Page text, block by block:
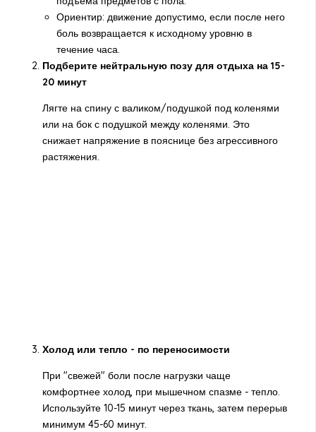
Ориентир: движение допустимо, если после него
боль возвращается к исходному уровню в
течение часа.
Подберите нейтральную позу для отдыха на 15-
20 минут
Лягте на спину с валиком/подушкой под коленями
или на бок с подушкой между коленями. Это
снижает напряжение в пояснице без агрессивного
растяжения.
Холод или тепло - по переносимости
При "свежей" боли после нагрузки чаще
комфортнее холод, при мышечном спазме - тепло.
Используйте 10-15 минут через ткань, затем перерыв
минимум 45-60 минут.